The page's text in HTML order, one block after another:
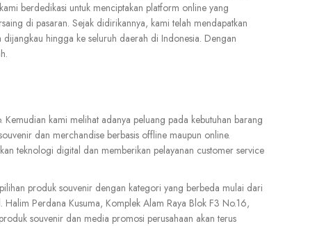
berdedikasi untuk menciptakan platform online yang
di pasaran. Sejak didirikannya, kami telah mendapatkan
hingga ke seluruh daerah di Indonesia. Dengan
kami melihat adanya peluang pada kebutuhan barang
dan merchandise berbasis offline maupun online.
teknologi digital dan memberikan pelayanan customer service
produk souvenir dengan kategori yang berbeda mulai dari
Perdana Kusuma, Komplek Alam Raya Blok F3 No.16,
souvenir dan media promosi perusahaan akan terus